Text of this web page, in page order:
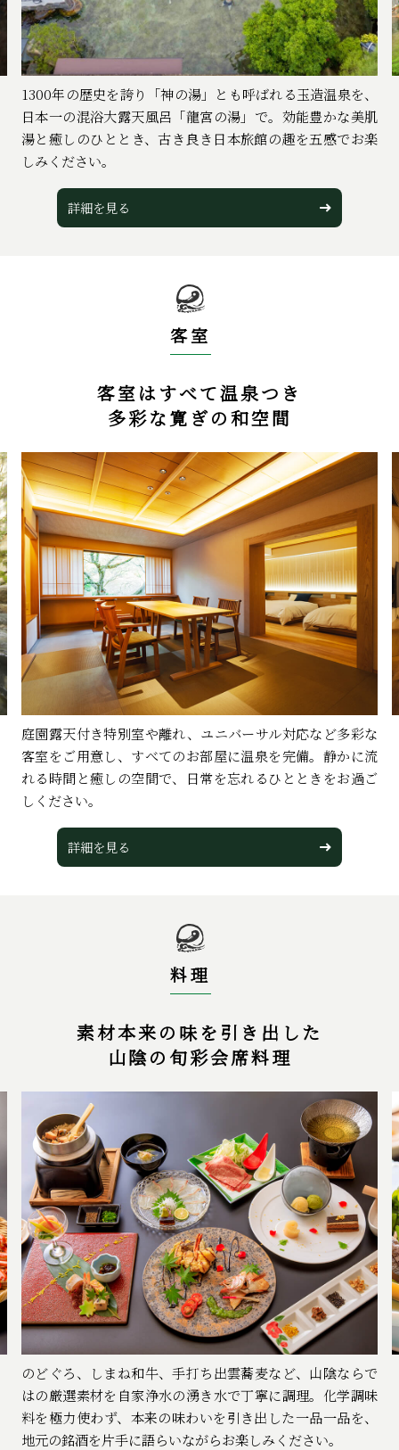
1300年の歴史を誇り「神の湯」とも呼ばれる玉造温泉を、
日本一の混浴大露天風呂「龍宮の湯」で。効能豊かな美肌
湯と癒しのひととき、古き良き日本旅館の趣を五感でお楽
しみください。
詳細を⾒る
客室
客室はすべて温泉つき
多彩な寛ぎの和空間
庭園露天付き特別室や離れ、ユニバーサル対応など多彩な
客室をご用意し、すべてのお部屋に温泉を完備。静かに流
れる時間と癒しの空間で、日常を忘れるひとときをお過ご
しください。
詳細を⾒る
料理
素材本来の味を引き出した
山陰の旬彩会席料理
のどぐろ、しまね和牛、手打ち出雲蕎麦など、山陰ならで
はの厳選素材を自家浄水の湧き水で丁寧に調理。化学調味
料を極力使わず、本来の味わいを引き出した一品一品を、
地元の銘酒を片手に語らいながらお楽しみください。